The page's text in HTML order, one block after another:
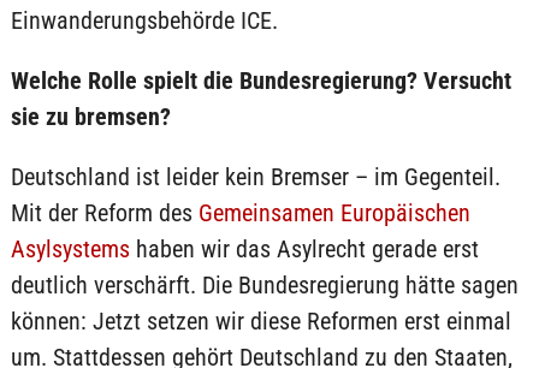
Einwanderungsbehörde ICE.
Welche Rolle spielt die Bundesregierung? Versucht
sie zu bremsen?
Deutschland ist leider kein Bremser – im Gegenteil.
Mit der Reform des Gemeinsamen Europäischen
Asylsystemshaben wir das Asylrecht gerade erst
deutlich verschärft. Die Bundesregierung hätte sagen
können: Jetzt setzen wir diese Reformen erst einmal
um. Stattdessen gehört Deutschland zu den Staaten,